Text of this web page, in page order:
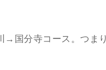
→国分寺コース。つま